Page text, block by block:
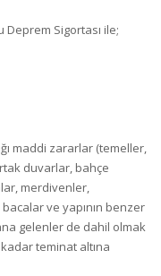
Deprem Sigortası ile;
maddi zararlar (temeller,
duvarlar, bahçe
merdivenler,
ve yapının benzer
gelenler de dahil olmak
teminat altına